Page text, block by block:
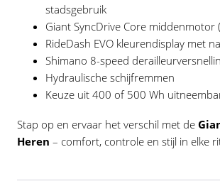
stadsgebruik
Giant SyncDrive Core middenmotor
RideDash EVO kleurendisplay met
Shimano 8-speed
Hydraulische schijfremmen
Keuze uit 400 of 500 Wh
Stap op en ervaar het verschil met de
Heren – comfort, controle en stijl in elke